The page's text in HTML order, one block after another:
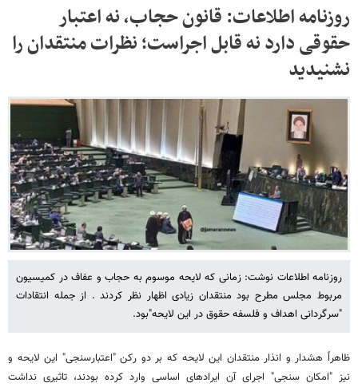
روزنامه اطلاعات: قانون حجاب، نه اعتبار
حقوقی دارد نه قابل اجراست؛ نظرات منتقدان را
نشنیدید
روزنامه اطلاعات نوشت: زمانی که لایحه موسوم به حجاب و عفاف در کمیسیون
مربوط مجلس مطرح بود منتقدان زیادی اظهار نظر کردند . از جمله انتقادات
"سرگردانی اهداف و فلسفه حقوق در این لایحه"بود.
ظاهراً هشدار و انذار منتقدان این لایحه که بر دو رکن "اعتبارسنجی" این لایحه و
نیز "امکان سنجی" اجرای آن ایرادهای اساسی وارد کرده بودند، تاثیری نداشت